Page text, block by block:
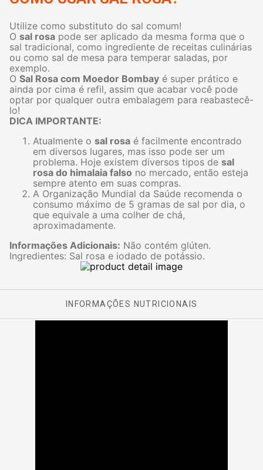
Utilize como substituto do sal comum!
O sal rosa pode ser aplicado da mesma forma que o
sal tradicional, como ingrediente de receitas culinárias
ou como sal de mesa para temperar saladas, por
exemplo.
O Sal Rosa com Moedor Bombay é super prático e
ainda por cima é refil, assim que acabar você pode
optar por qualquer outra embalagem para reabastecê-
lo!
DICA IMPORTANTE:
Atualmente o sal rosa é facilmente encontrado
em diversos lugares, mas isso pode ser um
problema. Hoje existem diversos tipos de sal
rosa do himalaia falso no mercado, então esteja
sempre atento em suas compras.
A Organização Mundial da Saúde recomenda o
consumo máximo de 5 gramas de sal por dia, o
que equivale a uma colher de chá,
aproximadamente.
Informações Adicionais: Não contém glúten.
Ingredientes: Sal rosa e iodado de potássio.
INFORMAÇÕES NUTRICIONAIS